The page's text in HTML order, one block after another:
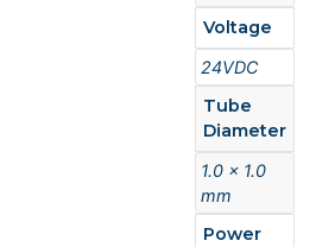
Voltage
24VDC
Tube
Diameter
1.0 x 1.0
mm
Power